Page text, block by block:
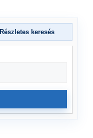
Részletes keresés